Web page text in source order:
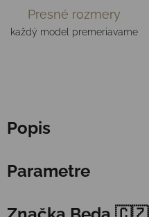
Presné rozmery
každý model premeriavame
Popis
Parametre